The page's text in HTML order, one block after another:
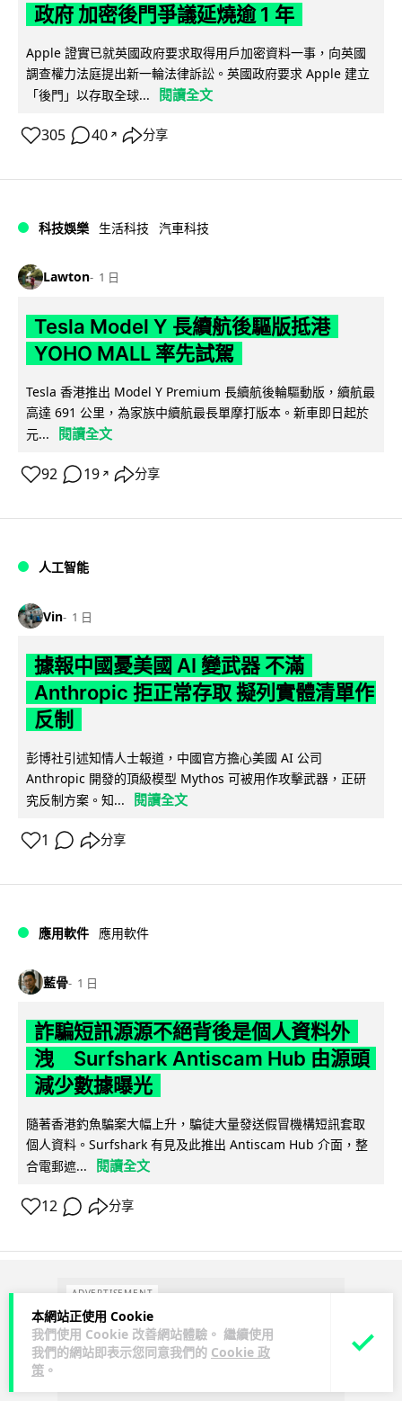
本網站正使用 Cookie
我們使用 Cookie 改善網站體驗。 繼續使用
我們的網站即表示您同意我們的 Cookie 政
策 。
政府 加密後門爭議延燒逾 1 年
Apple 證實已就英國政府要求取得用戶加密資料一事，向英國
調查權力法庭提出新一輪法律訴訟。英國政府要求 Apple 建立
「後門」以存取全球...
閱讀全文
305 40 ↗ 分享
科技娛樂 生活科技 汽車科技
Lawton 1 日
Tesla Model Y 長續航後驅版抵港
YOHO MALL 率先試駕
Tesla 香港推出 Model Y Premium 長續航後輪驅動版，續航最
高達 691 公里，為家族中續航最長單摩打版本。新車即日起於
元...
閱讀全文
92 19 ↗ 分享
人工智能
Vin 1 日
據報中國憂美國 AI 變武器 不滿
Anthropic 拒正常存取 擬列實體清單作
反制
彭博社引述知情人士報道，中國官方擔心美國 AI 公司
Anthropic 開發的頂級模型 Mythos 可被用作攻擊武器，正研
究反制方案。知...
閱讀全文
1 分享
應用軟件 應用軟件
藍骨 1 日
詐騙短訊源源不絕背後是個人資料外
洩 Surfshark Antiscam Hub 由源頭
減少數據曝光
隨著香港釣魚騙案大幅上升，騙徒大量發送假冒機構短訊套取
個人資料。Surfshark 有見及此推出 Antiscam Hub 介面，整
合電郵遮...
閱讀全文
12 分享
ADVERTISEMENT